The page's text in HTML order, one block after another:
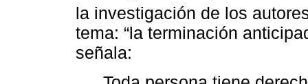
la investigación de los
tema: “la terminación
señala: